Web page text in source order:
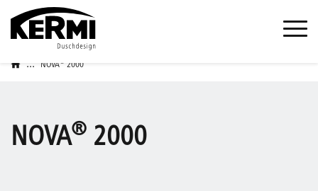
... NOVA® 2000
NOVA® 2000